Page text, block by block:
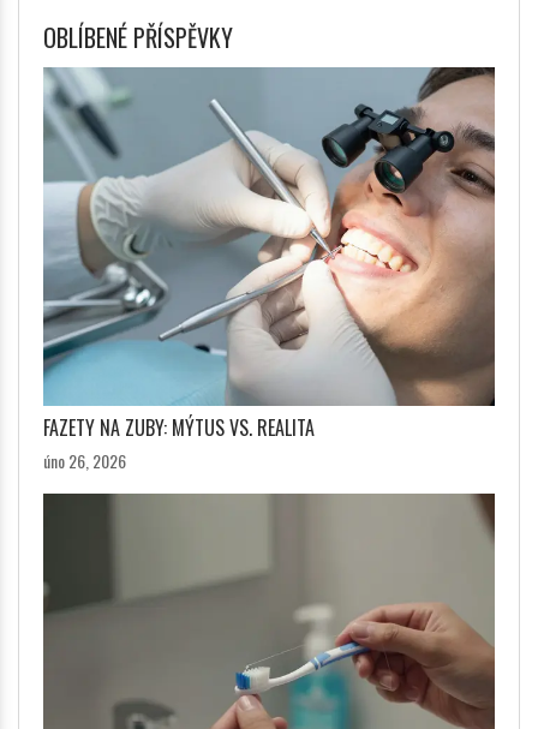
OBLÍBENÉ PŘÍSPĚVKY
FAZETY NA ZUBY: MÝTUS VS. REALITA
úno 26, 2026